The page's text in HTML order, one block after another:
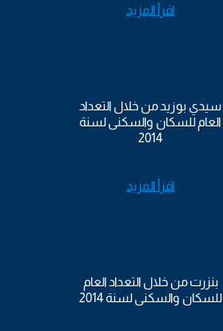
اقرأ المزيد
سيدي بوزيد من خلال التعداد
العام للسكان والسكنى لسنة
2014
اقرأ المزيد
بنزرت من خلال التعداد العام
للسكان والسكنى لسنة 2014